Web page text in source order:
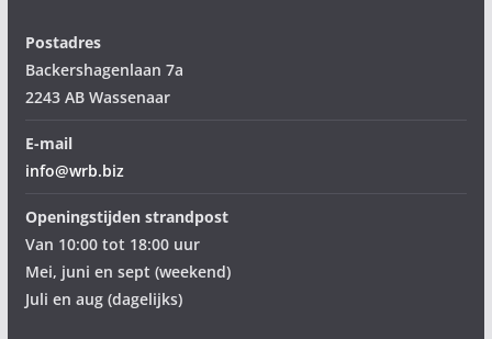
Postadres
Backershagenlaan 7a
2243 AB Wassenaar
E-mail
info@wrb.biz
Openingstijden strandpost
Van 10:00 tot 18:00 uur
Mei, juni en sept (weekend)
Juli en aug (dagelijks)